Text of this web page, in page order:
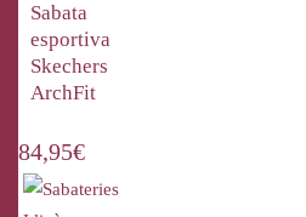
Sabata
esportiva
Skechers
ArchFit
84,95€